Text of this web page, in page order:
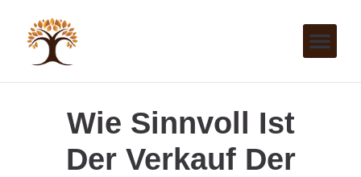
Wie Sinnvoll Ist
Der Verkauf Der